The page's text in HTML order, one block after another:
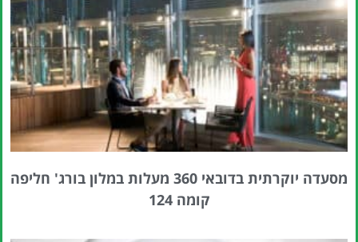
מסעדה יוקרתית בדובאי 360 מעלות במלון בורג' חליפה
קומה 124